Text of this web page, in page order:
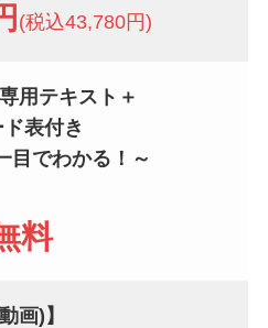
(税込43,780円)
用テキスト＋
表付き
目でわかる！～
料
画) 】